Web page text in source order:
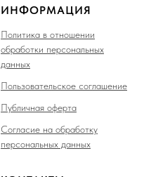
ИНФОРМАЦИЯ
Политика в отношении
обработки персональных
данных
Пользовательское соглашение
Публичная оферта
Согласие на обработку
персональных данных